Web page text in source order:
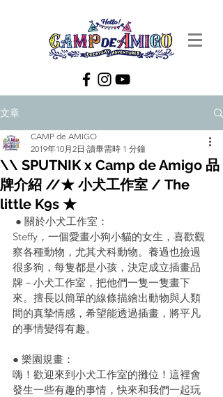
文章
\\ SPUTNIK x Camp de Amigo 品
牌介紹 //★ 小犬工作室 / The
little K9s ★
CAMP de AMIGO
2019年10月2日 讀畢需時 1 分鐘
● 關於小犬工作室：
Steffy，一個愛畫小狗小貓的女生，喜歡觀
察各種動物，尤其犬科動物。養過也撿過
很多狗，每隻都是小孩，決定成立插畫品
牌－小犬工作室，把他們一隻一隻畫下
來。擅長以簡單的線條描繪出動物與人類
間的真摯情感，希望能透過插畫，將平凡
的事情變得有趣。
● 樂園規畫：
嗨！歡迎來到小犬工作室的攤位！這裡會
發生一些有趣的事情，快來和我們一起玩